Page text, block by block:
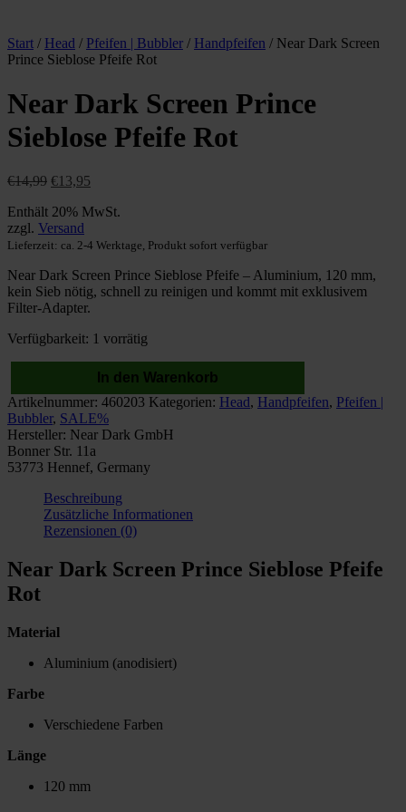
Start / Head / Pfeifen | Bubbler / Handpfeifen / Near Dark Screen
Prince Sieblose Pfeife Rot
Near Dark Screen Prince
Sieblose Pfeife Rot
€14,99 Ursprünglicher
war:
€14,99
€13,95
ist:
Enthält 20% MwSt.
zzgl. Versand
Lieferzeit: ca. 2-4 Werktage, Produkt sofort verfügbar
Near Dark Screen Prince Sieblose Pfeife – Aluminium, 120 mm,
kein Sieb nötig, schnell zu reinigen und kommt mit exklusivem
Filter-Adapter.
Verfügbarkeit: 1 vorrätig
Dark
Screen
Prince
Sieblose
Pfeife
Menge
In den Warenkorb
Artikelnummer: 460203 Kategorien: Head, Handpfeifen, Pfeifen |
Bubbler, SALE%
Hersteller: Near Dark GmbH
Bonner Str. 11a
53773 Hennef, Germany
Beschreibung
Zusätzliche Informationen
Rezensionen (0)
Near Dark Screen Prince Sieblose Pfeife
Rot
Material
Aluminium (anodisiert)
Farbe
Verschiedene Farben
Länge
120 mm